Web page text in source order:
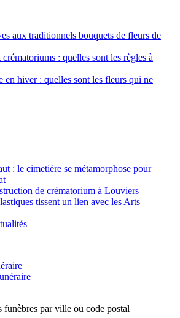
aux traditionnels bouquets de fleurs de
: quelles sont les règles à
en hiver : quelles sont les fleurs qui ne
: le cimetière se métamorphose pour
de crématorium à Louviers
tissent un lien avec les Arts
funèbres par ville ou code postal